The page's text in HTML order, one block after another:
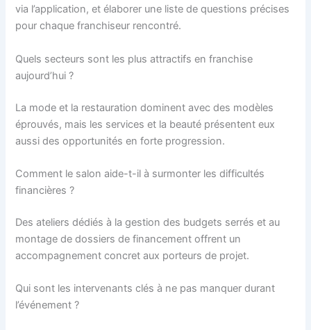
via l’application, et élaborer une liste de questions précises
pour chaque franchiseur rencontré.
Quels secteurs sont les plus attractifs en franchise
aujourd’hui ?
La mode et la restauration dominent avec des modèles
éprouvés, mais les services et la beauté présentent eux
aussi des opportunités en forte progression.
Comment le salon aide-t-il à surmonter les difficultés
financières ?
Des ateliers dédiés à la gestion des budgets serrés et au
montage de dossiers de financement offrent un
accompagnement concret aux porteurs de projet.
Qui sont les intervenants clés à ne pas manquer durant
l’événement ?